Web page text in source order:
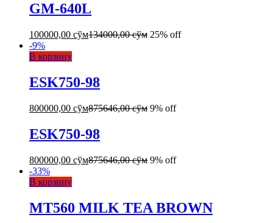
GM-640L
100000,00 сўм134000,00сўм 25% off
-9%
В корзину
ESK750-98
800000,00 сўм875646,00сўм 9% off
ESK750-98
800000,00 сўм875646,00сўм 9% off
-33%
В корзину
MT560 MILK TEA BROWN